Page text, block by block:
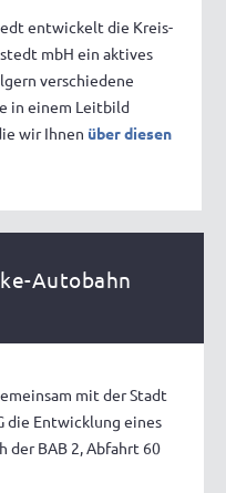
entwickelt die Kreis-
mbH ein aktives
verschiedene
in einem Leitbild
wir Ihnen über diesen
Autobahn
mit der Stadt
die Entwicklung eines
der BAB 2, Abfahrt 60